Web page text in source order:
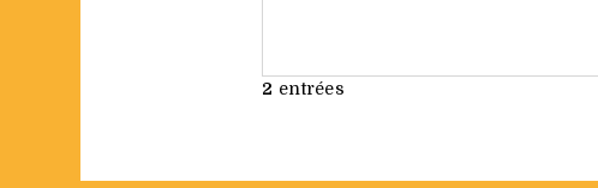
2 entrées